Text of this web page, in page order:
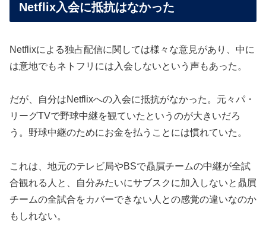
Netflix入会に抵抗はなかった
Netflixによる独占配信に関しては様々な意見があり、中に
は意地でもネトフリには入会しないという声もあった。
だが、自分はNetflixへの入会に抵抗がなかった。元々パ・
リーグTVで野球中継を観ていたというのが大きいだろ
う。野球中継のためにお金を払うことには慣れていた。
これは、地元のテレビ局やBSで贔屓チームの中継が全試
合観れる人と、自分みたいにサブスクに加入しないと贔屓
チームの全試合をカバーできない人との感覚の違いなのか
もしれない。